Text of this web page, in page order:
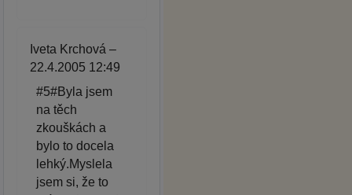
Iveta Krchová –
22.4.2005 12:49
#5#Byla jsem
na těch
zkouškách a
bylo to docela
lehký.Myslela
jsem si, že to